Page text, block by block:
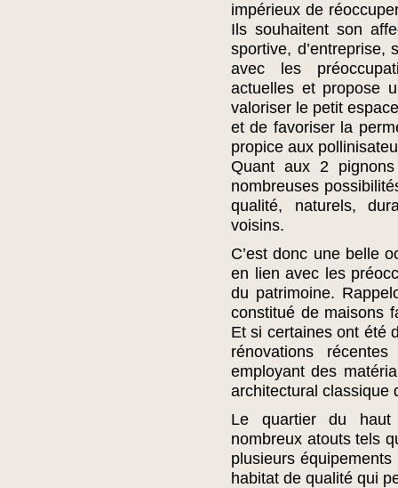
impérieux de
Ils souhaitent son
sportive, d’entreprise,
avec les
actuelles et propose
valoriser le petit
et de favoriser la
propice aux
Quant aux 2
nombreuses
qualité, naturels,
voisins.
C’est donc une belle
en lien avec les
du patrimoine.
constitué de maisons
Et si certaines ont été
rénovations
employant des
architectural classique
Le quartier du haut
nombreux atouts tels
plusieurs
habitat de qualité qui